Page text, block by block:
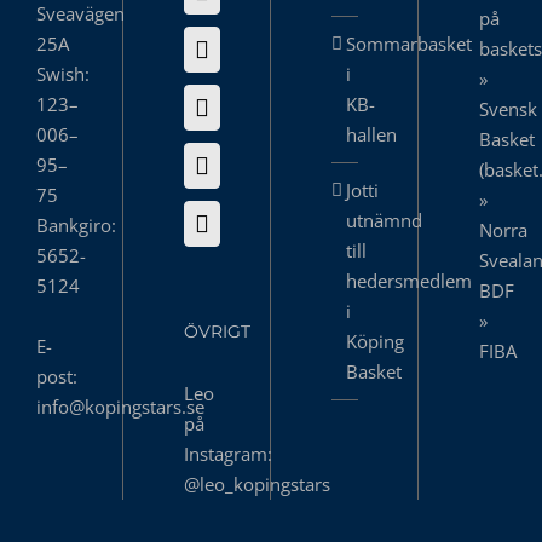
Sveavägen
25A
Swish:
123–
006–
95–
75
Bankgiro:
5652-
5124
E-
post:
info@kopingstars.se
ÖVRIGT
Leo
på
Instagram:
@leo_kopingstars
Sommarbasket
i
KB-
hallen
Jotti
utnämnd
till
hedersmedlem
i
Köping
Basket
på
»
Svensk
Basket
»
Norra
BDF
»
FIBA